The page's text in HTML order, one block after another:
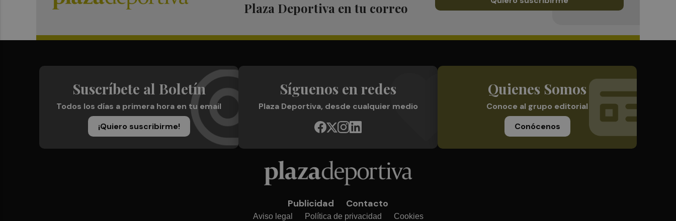
Plaza Deportiva en tu correo
Suscríbete al Boletín
Todos los días a primera hora en tu email
¡Quiero suscribirme!
Síguenos en redes
Plaza Deportiva, desde cualquier medio
Quienes Somos
Conoce al grupo editorial
Conócenos
Publicidad Contacto
Aviso legal Política de privacidad Cookies